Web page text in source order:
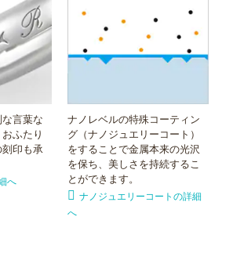
言葉な
ふたり
印も承
へ
ナノレベルの特殊コーティン
グ（ナノジュエリーコート）
をすることで金属本来の光沢
を保ち、美しさを持続するこ
とができます。
ナノジュエリーコートの詳細
へ